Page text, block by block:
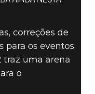
correções de
para os eventos
traz uma arena
o